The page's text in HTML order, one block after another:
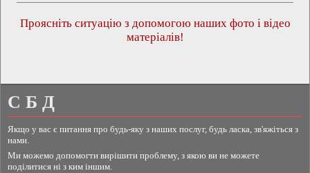
Проясніть ситуацію з допомогою наших фото і відео
матеріалів!
С Б Д
Якщо у вас є питання про будь-яку з наших послуг, будь ласка, зв'яжіться з
нами.
Ми можемо допомогти вирішити проблему, з якою ви не можете
поділитися ні з ким іншим.